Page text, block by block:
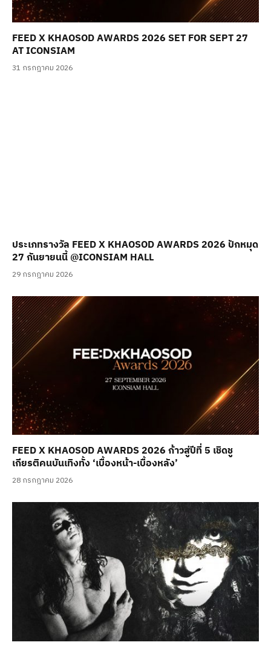
FEED X KHAOSOD AWARDS 2026 SET FOR SEPT 27
AT ICONSIAM
31 กรกฎาคม 2026
ประเภทรางวัล FEED X KHAOSOD AWARDS 2026 ปักหมุด
27 กันยายนนี้ @ICONSIAM HALL
29 กรกฎาคม 2026
FEED X KHAOSOD AWARDS 2026 ก้าวสู่ปีที่ 5 เชิดชู
เกียรติคนบันเทิงทั้ง ‘เบื้องหน้า-เบื้องหลัง’
28 กรกฎาคม 2026